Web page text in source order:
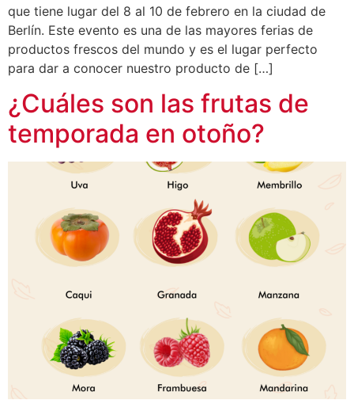
que tiene lugar del 8 al 10 de febrero en la ciudad de
Berlín. Este evento es una de las mayores ferias de
productos frescos del mundo y es el lugar perfecto
para dar a conocer nuestro producto de […]
¿Cuáles son las frutas de
temporada en otoño?